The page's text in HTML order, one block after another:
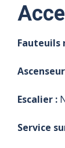
Fauteuils
Escalier :
Service